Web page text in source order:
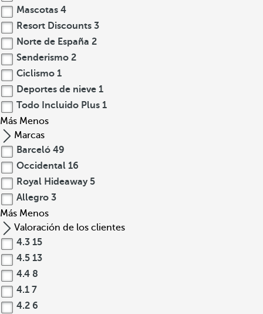
Mascotas 4
Resort Discounts 3
Norte de España 2
Senderismo 2
Ciclismo 1
Deportes de nieve 1
Todo Incluido Plus 1
Más Menos
Marcas
Barceló 49
Occidental 16
Royal Hideaway 5
Allegro 3
Más Menos
Valoración de los clientes
4.3 15
4.5 13
4.4 8
4.1 7
4.2 6